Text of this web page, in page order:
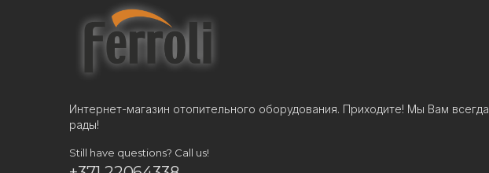
Интернет-магазин отопительного оборудования. Приходите! Мы Вам всегда
рады!
Still have questions? Call us!